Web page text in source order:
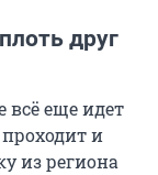
друг
всё еще идет
и
из региона